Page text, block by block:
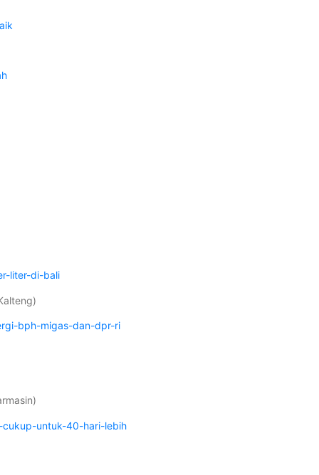
liter-di-bali
bph-migas-dan-dpr-ri
untuk-40-hari-lebih